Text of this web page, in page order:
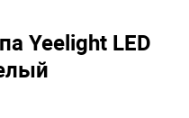
Yeelight LED